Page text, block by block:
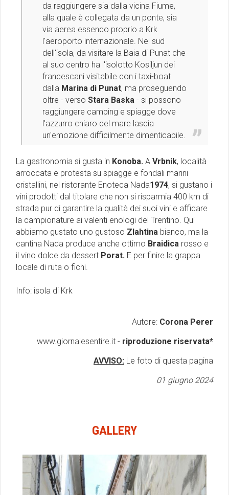
da raggiungere sia dalla vicina Fiume,
alla quale è collegata da un ponte, sia
via aerea essendo proprio a Krk
l'aeroporto internazionale. Nel sud
dell'isola, da visitare la Baia di Punat che
al suo centro ha l'isolotto Kosiljun dei
francescani visitabile con i taxi-boat
dalla Marina di Punat, ma proseguendo
oltre - verso Stara Baska - si possono
raggiungere camping e spiagge dove
l'azzurro chiaro del mare lascia
un'emozione difficilmente dimenticabile.
La gastronomia si gusta in Konoba. A Vrbnik, località
arroccata e protesta su spiagge e fondali marini
cristallini, nel ristorante Enoteca Nada1974, si gustano i
vini prodotti dal titolare che non si risparmia 400 km di
strada pur di garantire la qualità dei suoi vini e affidare
la campionature ai valenti enologi del Trentino. Qui
abbiamo gustato uno gustoso Zlahtina bianco, ma la
cantina Nada produce anche ottimo Braidica rosso e
il vino dolce da dessert Porat. E per finire la grappa
locale di ruta o fichi.
Info: isola di Krk
Autore: Corona Perer
www.giornalesentire.it - riproduzione riservata*
AVVISO: Le foto di questa pagina
01 giugno 2024
GALLERY